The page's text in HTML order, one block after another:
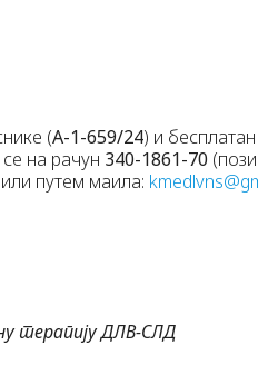
(А-1-659/24) и
се на рачун 340-1861-70
путем маила:
терапију ДЛВ-СЛД